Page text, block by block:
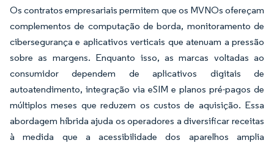
Os contratos empresariais permitem que os MVNOs ofereçam
complementos de computação de borda, monitoramento de
cibersegurança e aplicativos verticais que atenuam a pressão
sobre as margens. Enquanto isso, as marcas voltadas ao
consumidor dependem de aplicativos digitais de
autoatendimento, integração via eSIM e planos pré-pagos de
múltiplos meses que reduzem os custos de aquisição. Essa
abordagem híbrida ajuda os operadores a diversificar receitas
à medida que a acessibilidade dos aparelhos amplia